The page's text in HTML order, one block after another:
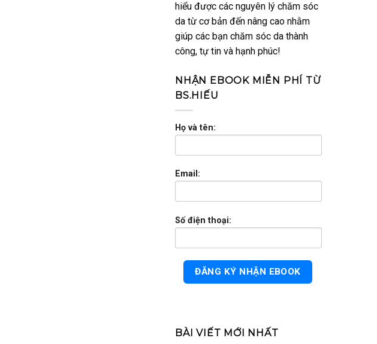
hiểu được các nguyên lý chăm sóc
da từ cơ bản đến nâng cao nhằm
giúp các bạn chăm sóc da thành
công, tự tin và hạnh phúc!
NHẬN EBOOK MIỄN PHÍ TỪ
BS.HIẾU
Họ và tên:
Email:
Số điện thoại:
BÀI VIẾT MỚI NHẤT